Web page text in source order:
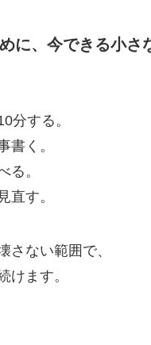
に、今できる小さ
分する。
書く。
る。
直す。
さない範囲で、
けます。